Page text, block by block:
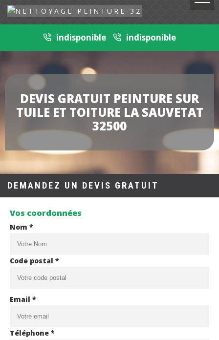
indisponible indisponible
DEVIS GRATUIT PEINTURE SUR
TUILE ET TOITURE LA SAUVETAT
32500
DEMANDEZ UN DEVIS GRATUIT
Vos coordonnées
Nom *
Code postal *
Email *
Téléphone *